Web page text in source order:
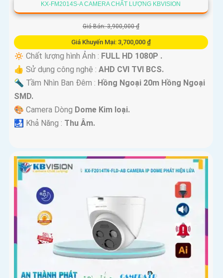
KX-FM2014S-A CAMERA CHẤT LƯỢNG KBVISION
Giá Bán: 3,900,000 ₫
Giá Khuyến Mại: 3,700,000 ₫
🔅 Chất lượng hình Ảnh : FULL HD 1080P .
👍 Sử dụng công nghệ : AHD CVI TVI BCS.
🔦 Tầm Nhìn Ban Đêm : Hồng Ngoại 20m Hồng Ngoại
SMD.
🎨 Camera Dòng Dome Kim loại.
️🛃 Khả Năng : Thu Âm.